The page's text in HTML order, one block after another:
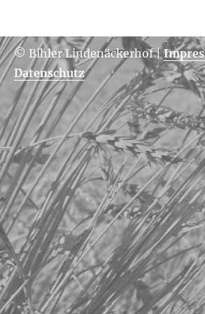
© Bihler Lindenäckerhof|
Datenschutz